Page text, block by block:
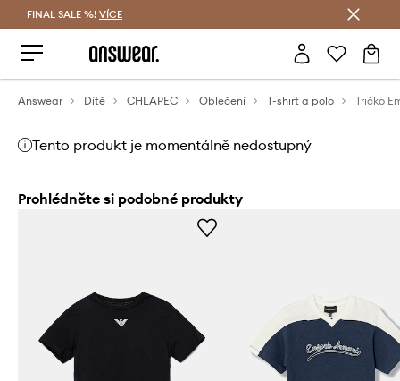
FINAL SALE %! VÍCE
Answear Dítě CHLAPEC Oblečení T-shirt a polo Tričko
Tento produkt je momentálně nedostupný
Prohlédněte si podobné produkty